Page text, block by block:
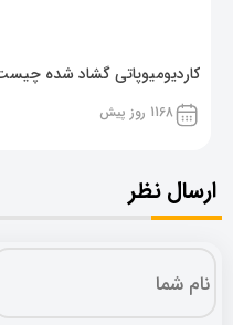
کاردیومیوپاتی گشاد شده
1168 روز پیش
ارسال نظر